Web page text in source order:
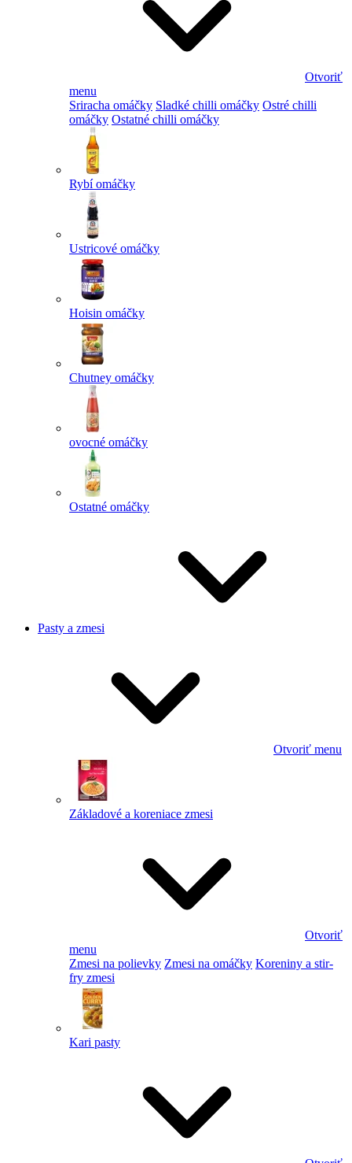
Otvoriť
menu
Sriracha omáčky Sladké chilli omáčky Ostré chilli
omáčky Ostatné chilli omáčky
Rybí omáčky
Ustricové omáčky
Hoisin omáčky
Chutney omáčky
ovocné omáčky
Ostatné omáčky
Pasty a zmesi
Otvoriť menu
Základové a koreniace zmesi
Otvoriť
menu
Zmesi na polievky Zmesi na omáčky Koreniny a stir-
fry zmesi
Kari pasty